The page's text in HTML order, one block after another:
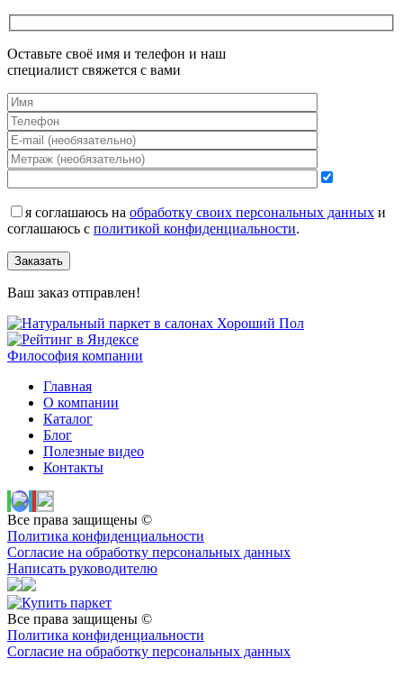
Оставьте своё имя и телефон и наш
специалист свяжется с вами
я соглашаюсь на обработку своих персональных данных и
соглашаюсь с политикой конфиденциальности.
Заказать
Ваш заказ отправлен!
Философия компании
Главная
О компании
Каталог
Блог
Полезные видео
Контакты
Все права защищены ©
Политика конфиденциальности
Согласие на обработку персональных данных
Написать руководителю
Все права защищены ©
Политика конфиденциальности
Согласие на обработку персональных данных